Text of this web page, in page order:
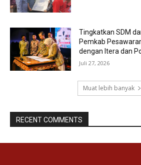
Tingkatkan SDM
Pemkab
dengan Itera dan
Juli 27, 2026
Muat lebih banyak
RECENT COMMENTS